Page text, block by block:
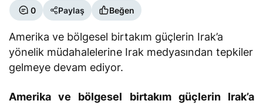
0 Paylaş Beğen
Amerika ve bölgesel birtakım güçlerin Irak’a
yönelik müdahalelerine Irak medyasından tepkiler
gelmeye devam ediyor.
Amerika ve bölgesel birtakım güçlerin Irak’a